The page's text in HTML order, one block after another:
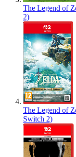
The Legend of
2)
The Legend of
Switch 2)